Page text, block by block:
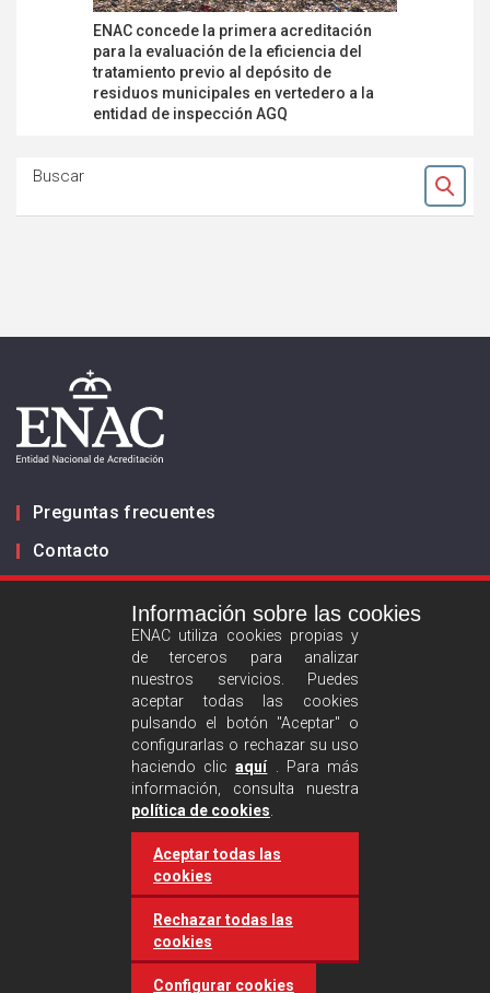
ENAC concede la primera acreditación
para la evaluación de la eficiencia del
tratamiento previo al depósito de
residuos municipales en vertedero a la
entidad de inspección AGQ
Buscar
Ok
Preguntas frecuentes
Contacto
Política de privacidad
Política de cookies
Información sobre las cookies
ENAC utiliza cookies propias y
de terceros para analizar
nuestros servicios. Puedes
aceptar todas las cookies
pulsando el botón "Aceptar" o
configurarlas o rechazar su uso
haciendo clicaquí. Para más
información, consulta nuestra
política de cookies
Aceptar todas las
cookies
Rechazar todas las
cookies
Configurar cookies